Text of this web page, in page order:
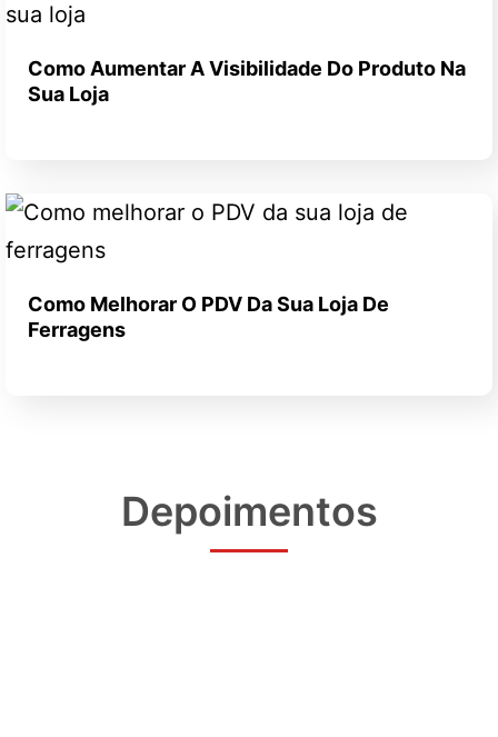
Como Aumentar A Visibilidade Do Produto Na
Sua Loja
Como Melhorar O PDV Da Sua Loja De
Ferragens
Depoimentos